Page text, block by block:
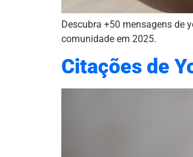
Descubra +50 mensagens de
comunidade em 2025.
Citações de